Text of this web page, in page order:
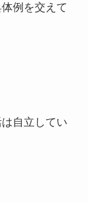
例を交えて
自立してい